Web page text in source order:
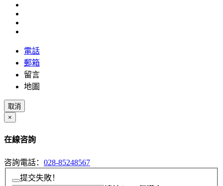
電話
郵箱
留言
地圖
取消
×
在線咨詢
咨詢電話： 028-85248567
提交失敗！